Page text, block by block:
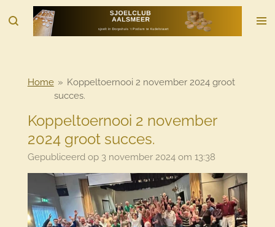
direct
Home » Koppeltoernooi 2 november 2024 groot
succes.
Koppeltoernooi 2 november
2024 groot succes.
Gepubliceerd op 3 november 2024 om 13:38